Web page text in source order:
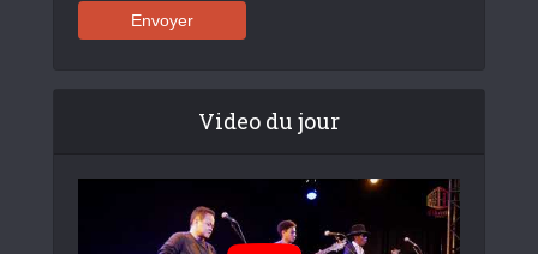
Video du jour